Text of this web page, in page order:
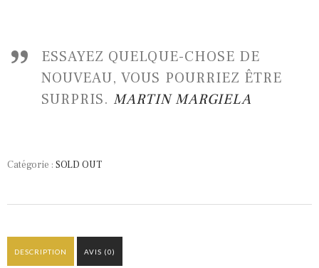
ESSAYEZ QUELQUE-CHOSE DE
NOUVEAU, VOUS POURRIEZ ÊTRE
SURPRIS. MARTIN MARGIELA
Catégorie : SOLD OUT
DESCRIPTION AVIS (0)